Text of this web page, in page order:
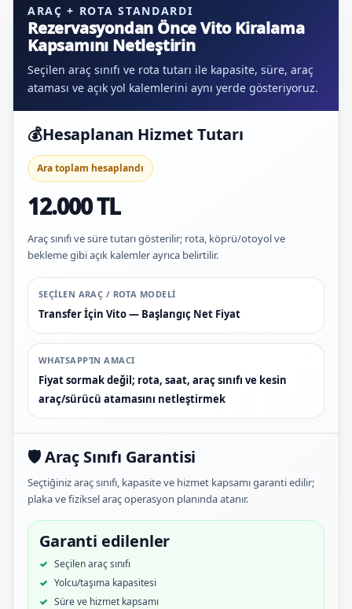
ARAÇ + ROTA STANDARDI
Rezervasyondan Önce Vito Kiralama
Kapsamını Netleştirin
Seçilen araç sınıfı ve rota tutarı ile kapasite, süre, araç
ataması ve açık yol kalemlerini aynı yerde gösteriyoruz.
💰Hesaplanan Hizmet Tutarı
Ara toplam hesaplandı
12.000 TL
Araç sınıfı ve süre tutarı gösterilir; rota, köprü/otoyol ve
bekleme gibi açık kalemler ayrıca belirtilir.
SEÇILEN ARAÇ / ROTA MODELI
Transfer İçin Vito — Başlangıç Net Fiyat
WHATSAPP’IN AMACI
Fiyat sormak değil; rota, saat, araç sınıfı ve kesin
araç/sürücü atamasını netleştirmek
🛡️ Araç Sınıfı Garantisi
Seçtiğiniz araç sınıfı, kapasite ve hizmet kapsamı garanti edilir;
plaka ve fiziksel araç operasyon planında atanır.
Garanti edilenler
Seçilen araç sınıfı
Yolcu/taşıma kapasitesi
Süre ve hizmet kapsamı